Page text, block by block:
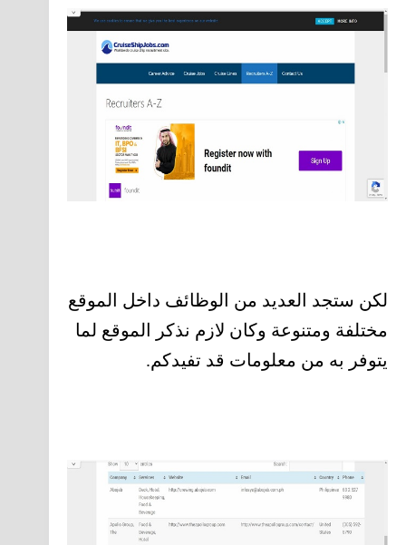
لكن ستجد العديد من الوظائف داخل الموقع
مختلفة ومتنوعة وكان لازم نذكر الموقع لما
يتوفر به من معلومات قد تفيدكم.